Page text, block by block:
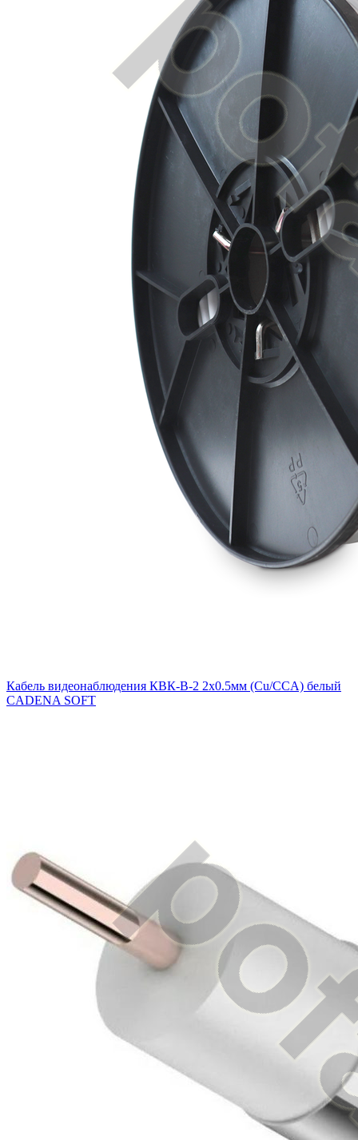
Кабель видеонаблюдения КВК-В-2 2х0.5мм (Cu/ССA) белый
CADENA SOFT